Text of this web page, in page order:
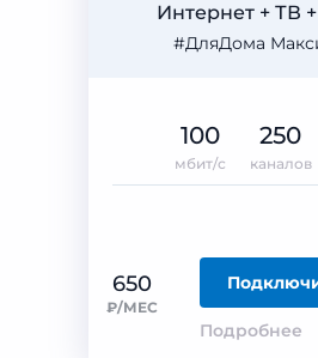
#ДляДома
Интернет + ТВ
650
₽/МЕС
Подробнее
100
мбит/с
250
каналов